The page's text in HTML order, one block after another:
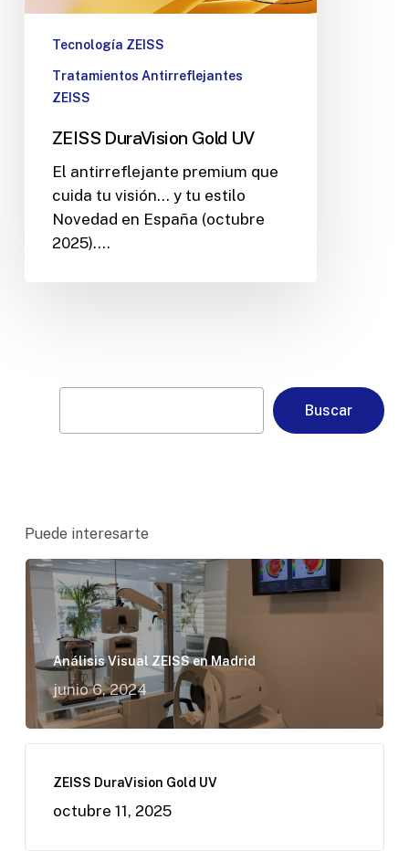
Tecnología ZEISS
Tratamientos Antirreflejantes
ZEISS
ZEISS DuraVision Gold UV
El antirreflejante premium que
cuida tu visión… y tu estilo
Novedad en España (octubre
2025).…
Buscar
Puede interesarte
Análisis Visual ZEISS en Madrid
junio 6, 2024
ZEISS DuraVision Gold UV
octubre 11, 2025